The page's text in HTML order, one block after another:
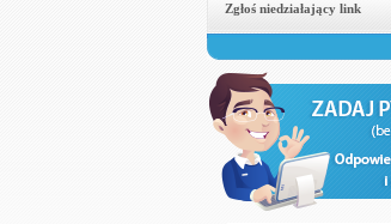
Zgłoś niedziałający link